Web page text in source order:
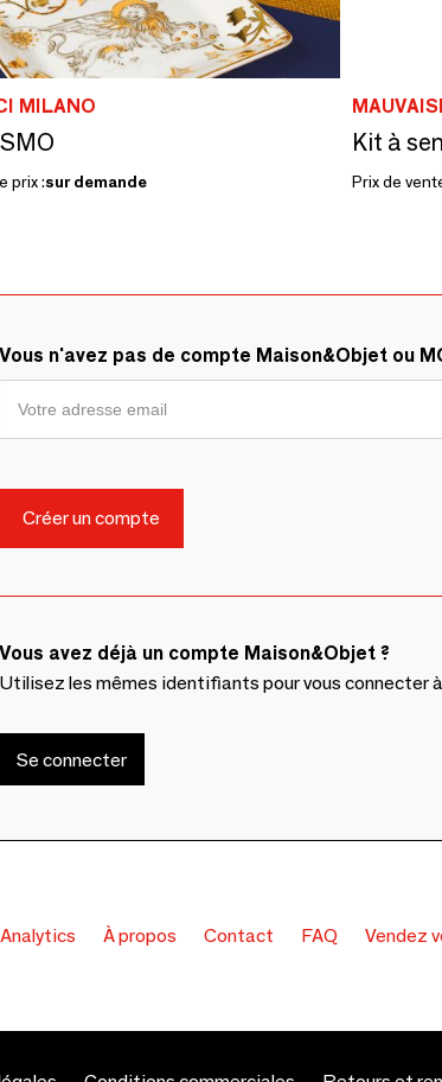
MILANO
prix :sur demande
Kit à
Prix de
Vous n'avez pas de compte Maison&Objet ou
Vous avez déjà un compte Maison&Objet ?
Utilisez les mêmes identifiants pour vous connecter
Se connecter
À propos Contact FAQ Vendez